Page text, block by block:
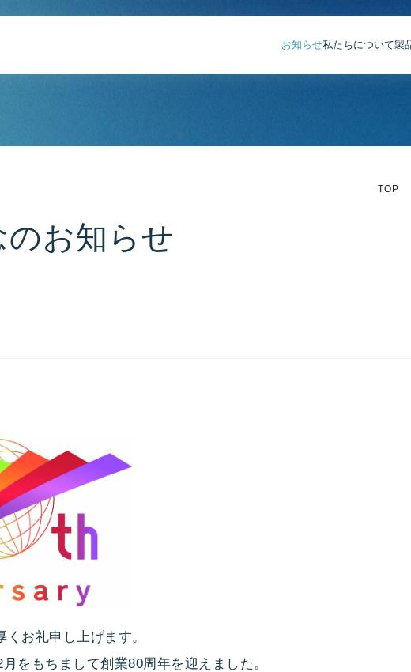
お知らせ私たちについて製
TOP
お知らせ
くお礼申し上げます。
をもちまして創業80周年を迎えました。